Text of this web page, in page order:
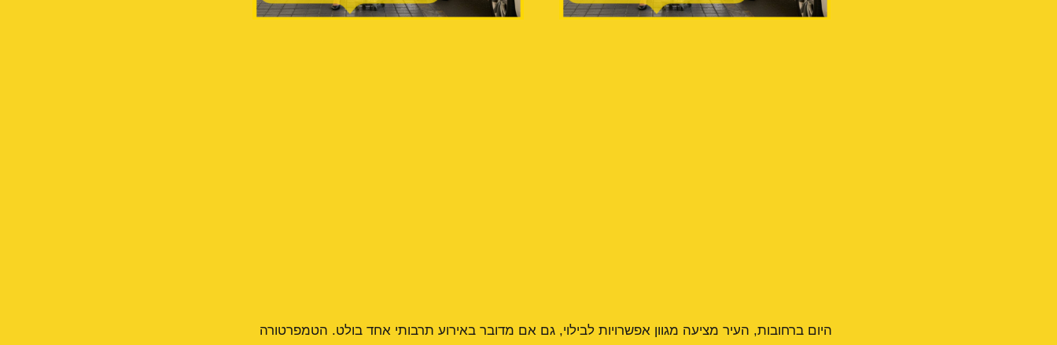
היום ברחובות, העיר מציעה מגוון אפשרויות לבילוי, גם אם מדובר באירוע תרבותי אחד בולט. הטמפרטורה